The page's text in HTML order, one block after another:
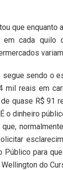
que
cada quilo
sendo o
mil reais em
quase R$ 91
o dinheiro
para
do